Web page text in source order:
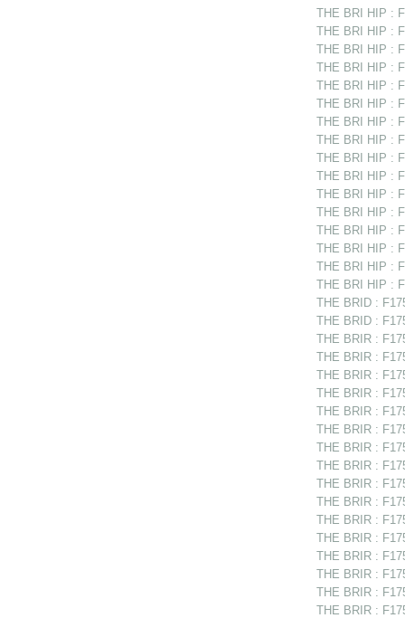
THE BRI HIP :
THE BRI HIP :
THE BRI HIP :
THE BRI HIP :
THE BRI HIP :
THE BRI HIP :
THE BRI HIP :
THE BRI HIP :
THE BRI HIP :
THE BRI HIP :
THE BRI HIP :
THE BRI HIP :
THE BRI HIP :
THE BRI HIP :
THE BRI HIP :
THE BRI HIP :
THE BRID :
THE BRID :
THE BRIR :
THE BRIR :
THE BRIR :
THE BRIR :
THE BRIR :
THE BRIR :
THE BRIR :
THE BRIR :
THE BRIR :
THE BRIR :
THE BRIR :
THE BRIR :
THE BRIR :
THE BRIR :
THE BRIR :
THE BRIR :